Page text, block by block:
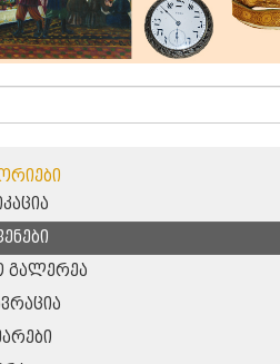
ᲒᲐᲚᲔᲠᲔᲐ